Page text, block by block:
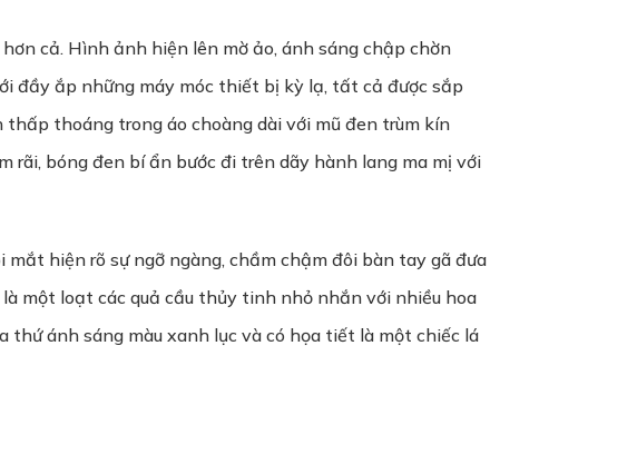
cả. Hình ảnh hiện lên mờ ảo, ánh sáng chập chờn
đầy ắp những máy móc thiết bị kỳ lạ, tất cả được sắp
thoáng trong áo choàng dài với mũ đen trùm kín
rãi, bóng đen bí ẩn bước đi trên dãy hành lang ma mị với
mắt hiện rõ sự ngỡ ngàng, chầm chậm đôi bàn tay gã đưa
một loạt các quả cầu thủy tinh nhỏ nhắn với nhiều hoa
thứ ánh sáng màu xanh lục và có họa tiết là một chiếc lá